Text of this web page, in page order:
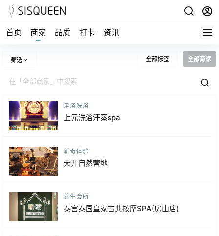
首页 商家 品质 打卡 资讯
筛选 全部标签 全部商家
足浴洗浴
上元洗浴汗蒸spa
新奇体验
天开自然营地
养生会所
泰宫泰国皇家古典按摩SPA(房山店)